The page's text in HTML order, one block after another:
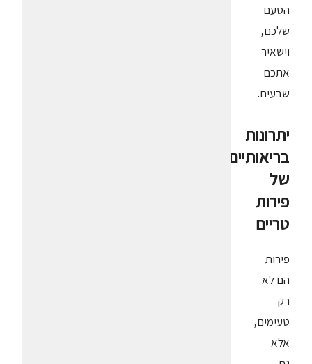
הטעם
שלכם,
וישאיר
אתכם
שבעים.
יתרונות
בריאותיים
של
פירות
טריים
פירות
הם לא
רק
טעימים,
אלא